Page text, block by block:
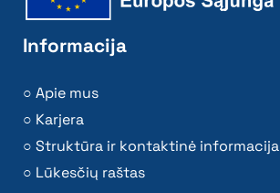
Informacija
Apie mus
Karjera
Struktūra ir kontaktinė informacija
Lūkesčių raštas